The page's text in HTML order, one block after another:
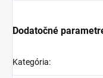
Dodatočné
Kategória: